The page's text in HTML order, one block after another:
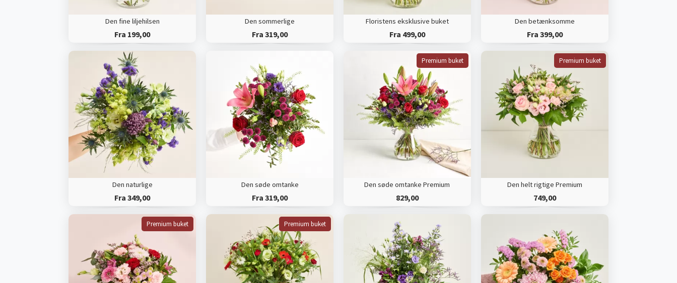
Den fine liljehilsen
Fra 199,00
Den sommerlige
Fra 319,00
Floristens eksklusive buket
Fra 499,00
Den betænksomme
Fra 399,00
Den naturlige
Fra 349,00
Den søde omtanke
Fra 319,00
Premium buket
Den søde omtanke Premium
829,00
Premium buket
Den helt rigtige Premium
749,00
Premium buket Premium buket